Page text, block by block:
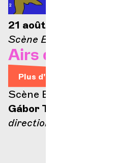
21 août 2026 — 21h
Scène Ella-Fitzgerald
Airs d'Opéra
Plus d'infos
Scène Ella Fitzgerald
Gábor Takács-Nagy
direction